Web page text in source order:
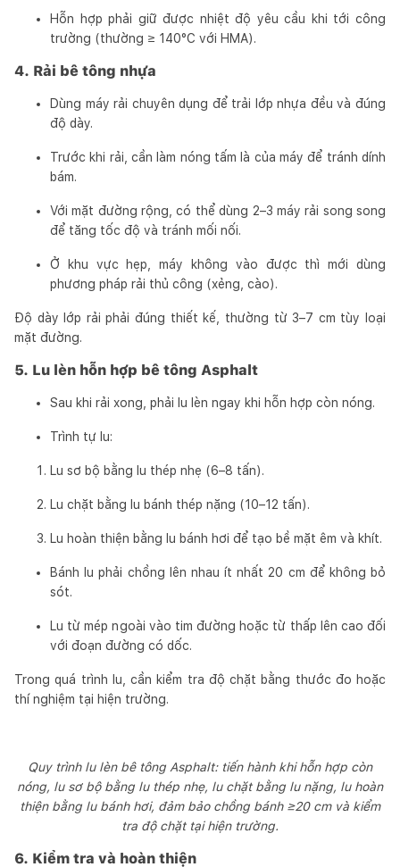
Hỗn hợp phải giữ được nhiệt độ yêu cầu khi tới công
trường (thường ≥ 140°C với HMA).
4. Rải bê tông nhựa
Dùng máy rải chuyên dụng để trải lớp nhựa đều và đúng
độ dày.
Trước khi rải, cần làm nóng tấm là của máy để tránh dính
bám.
Với mặt đường rộng, có thể dùng 2–3 máy rải song song
để tăng tốc độ và tránh mối nối.
Ở khu vực hẹp, máy không vào được thì mới dùng
phương pháp rải thủ công (xẻng, cào).
Độ dày lớp rải phải đúng thiết kế, thường từ 3–7 cm tùy loại
mặt đường.
5. Lu lèn hỗn hợp bê tông Asphalt
Sau khi rải xong, phải lu lèn ngay khi hỗn hợp còn nóng.
Trình tự lu:
Lu sơ bộ bằng lu thép nhẹ (6–8 tấn).
Lu chặt bằng lu bánh thép nặng (10–12 tấn).
Lu hoàn thiện bằng lu bánh hơi để tạo bề mặt êm và khít.
Bánh lu phải chồng lên nhau ít nhất 20 cm để không bỏ
sót.
Lu từ mép ngoài vào tim đường hoặc từ thấp lên cao đối
với đoạn đường có dốc.
Trong quá trình lu, cần kiểm tra độ chặt bằng thước đo hoặc
thí nghiệm tại hiện trường.
Quy trình lu lèn bê tông Asphalt: tiến hành khi hỗn hợp còn
nóng, lu sơ bộ bằng lu thép nhẹ, lu chặt bằng lu nặng, lu hoàn
thiện bằng lu bánh hơi, đảm bảo chồng bánh ≥20 cm và kiểm
tra độ chặt tại hiện trường.
6. Kiểm tra và hoàn thiện